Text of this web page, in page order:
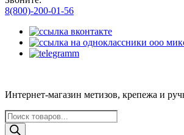
8(800)-200-01-56
Интернет-магазин метизов, крепежа и
Поиск
товаров